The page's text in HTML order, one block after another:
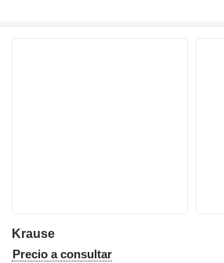
Krause
Precio a consultar